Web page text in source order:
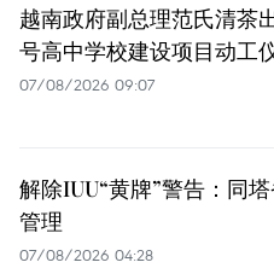
越南政府副总理范氏清茶
号高中学校建设项目动工
07/08/2026 09:07
解除IUU“黄牌”警告：同
管理
07/08/2026 04:28